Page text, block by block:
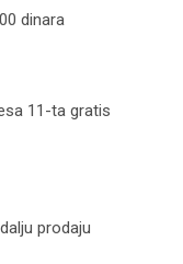
dinara
11-ta gratis
prodaju